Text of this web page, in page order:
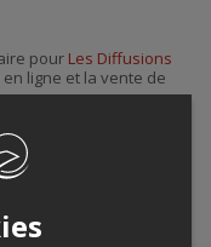
pour Les Diffusions
ligne et la vente de
Diffusions Pointe-